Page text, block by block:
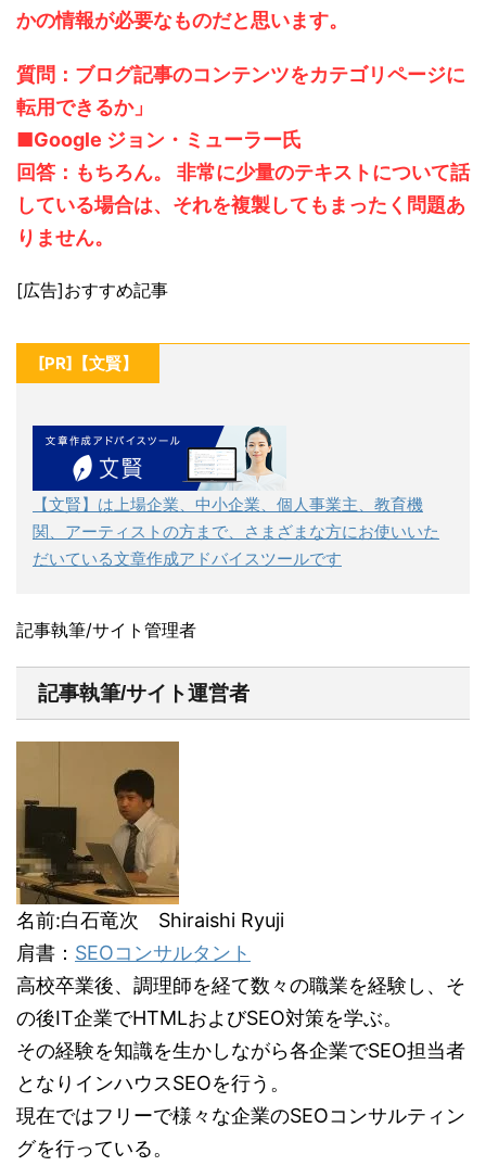
かの情報が必要なものだと思います。
質問：ブログ記事のコンテンツをカテゴリページに
転用できるか」
■Google ジョン・ミューラー氏
回答：もちろん。 非常に少量のテキストについて話
している場合は、それを複製してもまったく問題あ
りません。
[広告]おすすめ記事
[PR]【文賢】
【文賢】は上場企業、中小企業、個人事業主、教育機
関、アーティストの方まで、さまざまな方にお使いいた
だいている文章作成アドバイスツールです
記事執筆/サイト管理者
記事執筆/サイト運営者
名前:白石竜次 Shiraishi Ryuji
肩書： SEOコンサルタント
高校卒業後、調理師を経て数々の職業を経験し、そ
の後IT企業でHTMLおよびSEO対策を学ぶ。
その経験を知識を生かしながら各企業でSEO担当者
となりインハウスSEOを行う。
現在ではフリーで様々な企業のSEOコンサルティン
グを行っている。